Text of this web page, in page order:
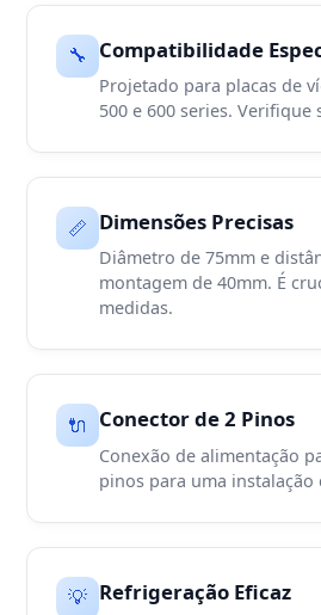
🔧 Compatibilidade
Projetado para placas de
500 e 600 series. Verifique
📏 Dimensões Precisas
Diâmetro de 75mm e
montagem de 40mm. É
medidas.
🔌 Conector de 2 Pinos
Conexão de alimentação
pinos para uma instalação
💡 Refrigeração Eficaz